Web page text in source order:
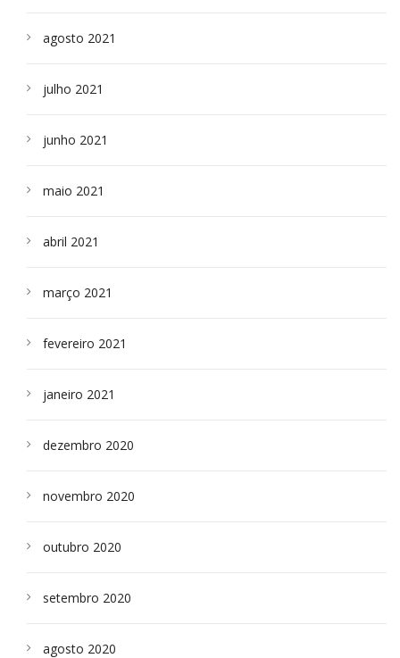
agosto 2021
julho 2021
junho 2021
maio 2021
abril 2021
março 2021
fevereiro 2021
janeiro 2021
dezembro 2020
novembro 2020
outubro 2020
setembro 2020
agosto 2020